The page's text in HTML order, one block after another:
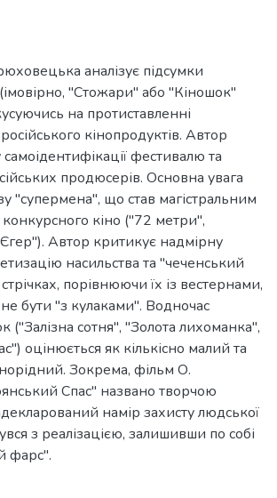
аналізує підсумки
"Стожари" або "Кіношок"
на протиставленні
кінопродуктів. Автор
фестивалю та
продюсерів. Основна увага
"супермена", що став магістральним
конкурсного кіно ("72 метри",
Автор критикує надмірну
насильства та "чеченський
порівнюючи їх із вестернами,
бути "з кулаками". Водночас
("Залізна сотня", "Золота лихоманка",
оцінюється як кількісно малий та
Зокрема, фільм О.
Спас" названо творчою
намір захисту людської
з реалізацією, залишивши по собі
фарс".